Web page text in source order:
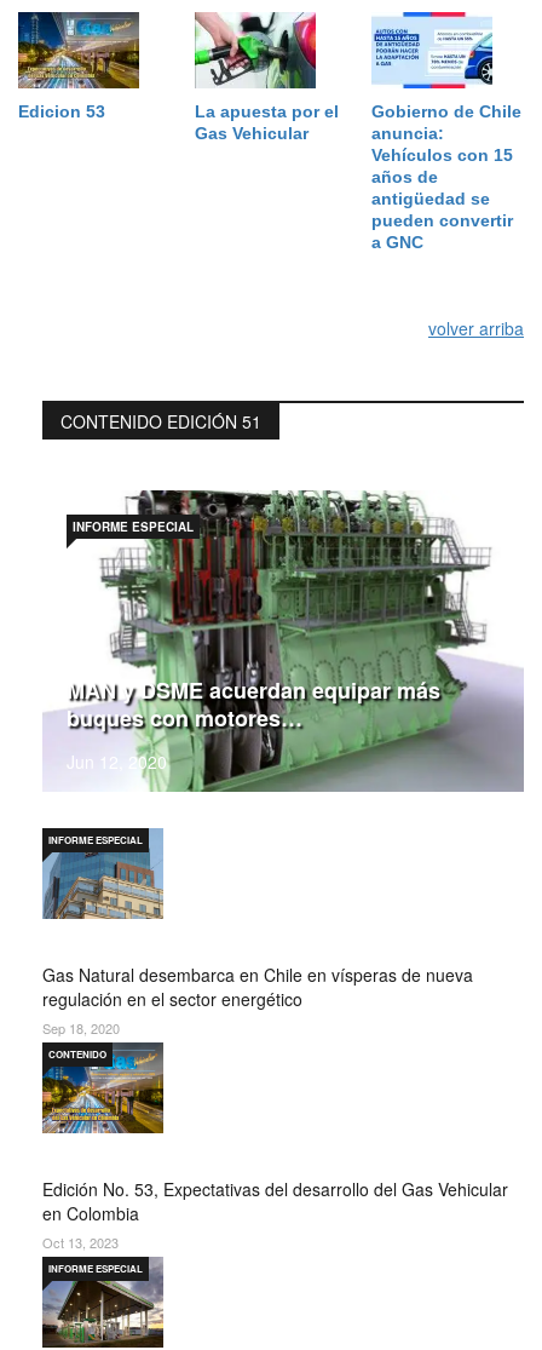
Edicion 53
La apuesta por el
Gas Vehicular
Gobierno de Chile
anuncia:
Vehículos con 15
años de
antigüedad se
pueden convertir
a GNC
volver arriba
CONTENIDO EDICIÓN 51
MAN y DSME acuerdan equipar más
buques con motores…
Jun 12, 2020
INFORME ESPECIAL
Gas Natural desembarca en Chile en vísperas de nueva
regulación en el sector energético
INFORME ESPECIAL
Sep 18, 2020
Edición No. 53, Expectativas del desarrollo del Gas Vehicular
en Colombia
CONTENIDO
Oct 13, 2023
INFORME ESPECIAL